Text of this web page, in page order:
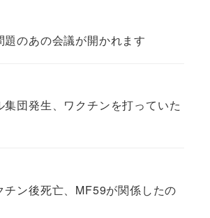
のあの会議が開かれます
集団発生、ワクチンを打っていた
チン後死亡、MF59が関係したの